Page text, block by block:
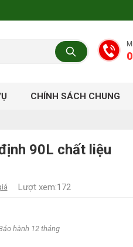
CHÍNH SÁCH CHUNG
90L chất liệu
Lượt xem:172
hành 12 tháng